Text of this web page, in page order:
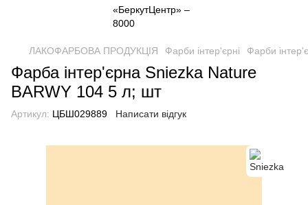
ЛАКОФАРБОВА ПРОДУКЦІЯ Фарби інтер'єрні Фарби
Фарба інтер'єрна Sniezka Nature
BARWY 104 5 л; шт
Артикул: ЦБШ029889 Написати відгук